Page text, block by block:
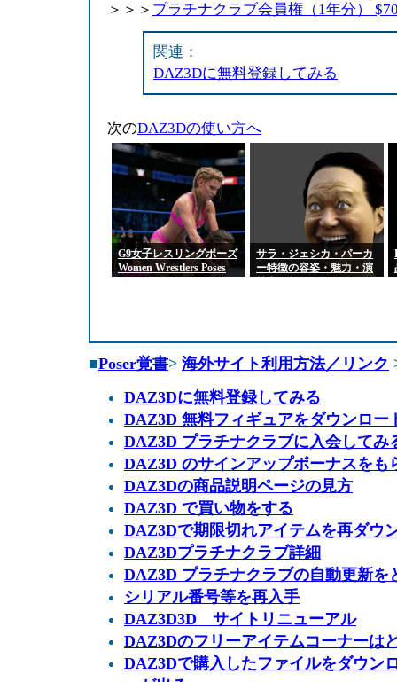
＞＞＞ プラチナクラブ会員権（1年分）
関連：
DAZ3Dに無料登録してみる
次のDAZ3Dの使い方へ
G9女子レスリングポーズ
Women Wrestlers Poses
サラ・ジェシカ・パーカ
ー特徴の容姿・魅力・演
■Poser覚書> 海外サイト利用方法／リンク
DAZ3Dに無料登録してみる
DAZ3D 無料フィギュアをダウンロー
DAZ3D プラチナクラブに入会してみ
DAZ3D のサインアップボーナスをも
DAZ3Dの商品説明ページの見方
DAZ3D で買い物をする
DAZ3Dで期限切れアイテムを再ダウ
DAZ3Dプラチナクラブ詳細
DAZ3D プラチナクラブの自動更新を
シリアル番号等を再入手
DAZ3D3D サイトリニューアル
DAZ3Dのフリーアイテムコーナーは
DAZ3Dで購入したファイルをダウン